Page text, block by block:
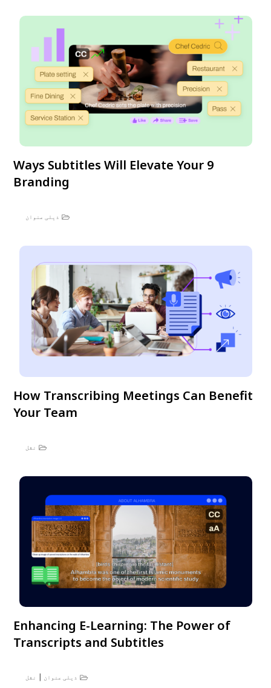
9 Ways Subtitles Will Elevate Your
Branding
ذیلی عنوان
How Transcribing Meetings Can Benefit
Your Team
نقل
Enhancing E-Learning: The Power of
Transcripts and Subtitles
ذیلی عنوان نقل